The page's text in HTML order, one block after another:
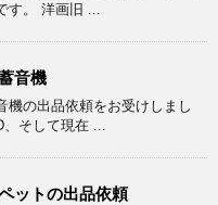
す。 洋画旧 ...
音機
機の出品依頼をお受けしまし
、そして現在 ...
ットの出品依頼